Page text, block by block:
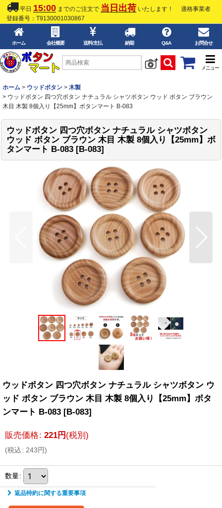
平日 15:00 までのご注文で 当日出荷 いたします！
適格事業者
登録番号：T9130001030867
ホーム 会社概要 送料/支払 納期 Q&A お問合せ
メニュー
ホーム > ウッドボタン > 木製
> ウッドボタン 四つ穴ボタン ナチュラル シャツボタン ウッド ボタン ブラウン
木目 木製 8個入り【25mm】ボタンマート B-083
ウッドボタン 四つ穴ボタン ナチュラル シャツボタン
ウッド ボタン ブラウン 木目 木製 8個入り【25mm】ボ
タンマート B-083 [B-083]
ウッドボタン 四つ穴ボタン ナチュラル シャツボタン ウ
ッド ボタン ブラウン 木目 木製 8個入り【25mm】ボタ
ンマート B-083 [B-083]
販売価格: 221円 (税別)
(税込: 243円)
数量:
返品特約に関する重要事項